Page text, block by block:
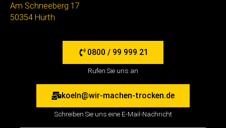
Am Schneeberg 17
50354 Hürth
0800 / 99 999 21
Rufen Sie uns an
koeln@wir-machen-trocken.de
Schreiben Sie uns eine E-Mail-Nachricht